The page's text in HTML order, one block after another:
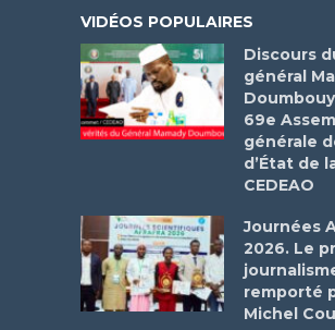
VIDÉOS POPULAIRES
Discours
général
69e
générale
d’État de
CEDEAO
Journées
2026. Le
remporté
Michel